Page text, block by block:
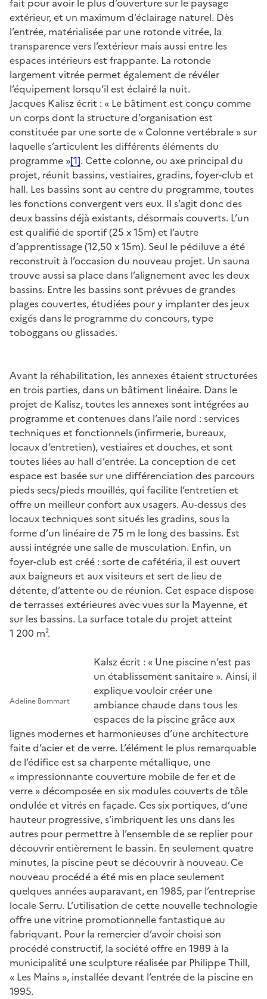
extérieur, et un maximum d’éclairage naturel. Dès
l’entrée, matérialisée par une rotonde vitrée, la
transparence vers l’extérieur mais aussi entre les
espaces intérieurs est frappante. La rotonde
largement vitrée permet également de révéler
l’équipement lorsqu’il est éclairé la nuit.
Jacques Kalisz écrit : « Le bâtiment est conçu comme
un corps dont la structure d’organisation est
constituée par une sorte de « Colonne vertébrale » sur
laquelle s’articulent les différents éléments du
programme »[1]. Cette colonne, ou axe principal du
projet, réunit bassins, vestiaires, gradins, foyer-club et
hall. Les bassins sont au centre du programme, toutes
les fonctions convergent vers eux. Il s’agit donc des
deux bassins déjà existants, désormais couverts. L’un
est qualifié de sportif (25 x 15m) et l’autre
d’apprentissage (12,50 x 15m). Seul le pédiluve a été
reconstruit à l’occasion du nouveau projet. Un sauna
trouve aussi sa place dans l’alignement avec les deux
bassins. Entre les bassins sont prévues de grandes
plages couvertes, étudiées pour y implanter des jeux
exigés dans le programme du concours, type
toboggans ou glissades.
Avant la réhabilitation, les annexes étaient structurées
en trois parties, dans un bâtiment linéaire. Dans le
projet de Kalisz, toutes les annexes sont intégrées au
programme et contenues dans l’aile nord : services
techniques et fonctionnels (infirmerie, bureaux,
locaux d’entretien), vestiaires et douches, et sont
toutes liées au hall d’entrée. La conception de cet
espace est basée sur une différenciation des parcours
pieds secs/pieds mouillés, qui facilite l’entretien et
offre un meilleur confort aux usagers. Au-dessus des
locaux techniques sont situés les gradins, sous la
forme d’un linéaire de 75 m le long des bassins. Est
aussi intégrée une salle de musculation. Enfin, un
foyer-club est créé : sorte de cafétéria, il est ouvert
aux baigneurs et aux visiteurs et sert de lieu de
détente, d’attente ou de réunion. Cet espace dispose
de terrasses extérieures avec vues sur la Mayenne, et
sur les bassins. La surface totale du projet atteint
1 200 m².
Adeline Bommart
Kalsz écrit : « Une piscine n’est pas
un établissement sanitaire ». Ainsi, il
explique vouloir créer une
ambiance chaude dans tous les
espaces de la piscine grâce aux
lignes modernes et harmonieuses d’une architecture
faite d’acier et de verre. L’élément le plus remarquable
de l’édifice est sa charpente métallique, une
« impressionnante couverture mobile de fer et de
verre » décomposée en six modules couverts de tôle
ondulée et vitrés en façade. Ces six portiques, d’une
hauteur progressive, s’imbriquent les uns dans les
autres pour permettre à l’ensemble de se replier pour
découvrir entièrement le bassin. En seulement quatre
minutes, la piscine peut se découvrir à nouveau. Ce
nouveau procédé a été mis en place seulement
quelques années auparavant, en 1985, par l’entreprise
locale Serru. L’utilisation de cette nouvelle technologie
offre une vitrine promotionnelle fantastique au
fabriquant. Pour la remercier d’avoir choisi son
procédé constructif, la société offre en 1989 à la
municipalité une sculpture réalisée par Philippe Thill,
« Les Mains », installée devant l’entrée de la piscine en
1995.